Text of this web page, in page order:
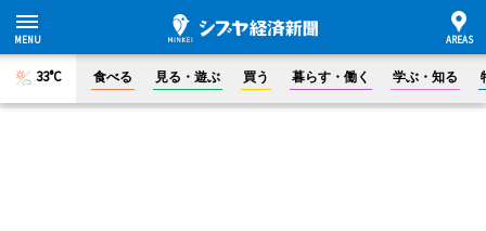
33°C 食べる 見る・遊ぶ 買う 暮らす・働く 学ぶ・知る